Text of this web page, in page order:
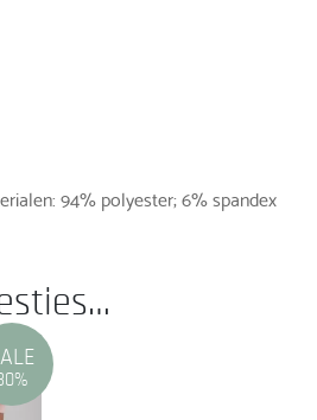
94% polyester; 6% spandex